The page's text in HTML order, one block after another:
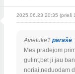
2025.06.23 20:35 (prieš
Avietuke1 parašė:
Mes pradėjom
gulint,bet ji jau
noriai,neduodam